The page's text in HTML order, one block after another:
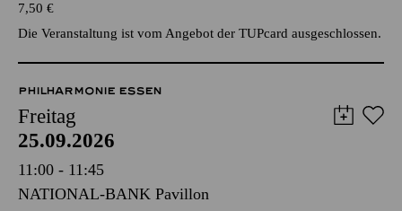
7,50 €
Die Veranstaltung ist vom Angebot der TUPcard ausgeschlossen.
PHILHARMONIE ESSEN
Freitag
25.09.2026
11:00 - 11:45
NATIONAL-BANK Pavillon